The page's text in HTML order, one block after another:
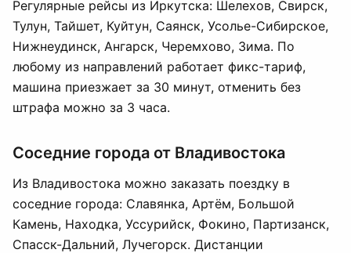
Регулярные рейсы из Иркутска: Шелехов, Свирск,
Тулун, Тайшет, Куйтун, Саянск, Усолье-Сибирское,
Нижнеудинск, Ангарск, Черемхово, Зима. По
любому из направлений работает фикс-тариф,
машина приезжает за 30 минут, отменить без
штрафа можно за 3 часа.
Соседние города от Владивостока
Из Владивостока можно заказать поездку в
соседние города: Славянка, Артём, Большой
Камень, Находка, Уссурийск, Фокино, Партизанск,
Спасск-Дальний, Лучегорск. Дистанции